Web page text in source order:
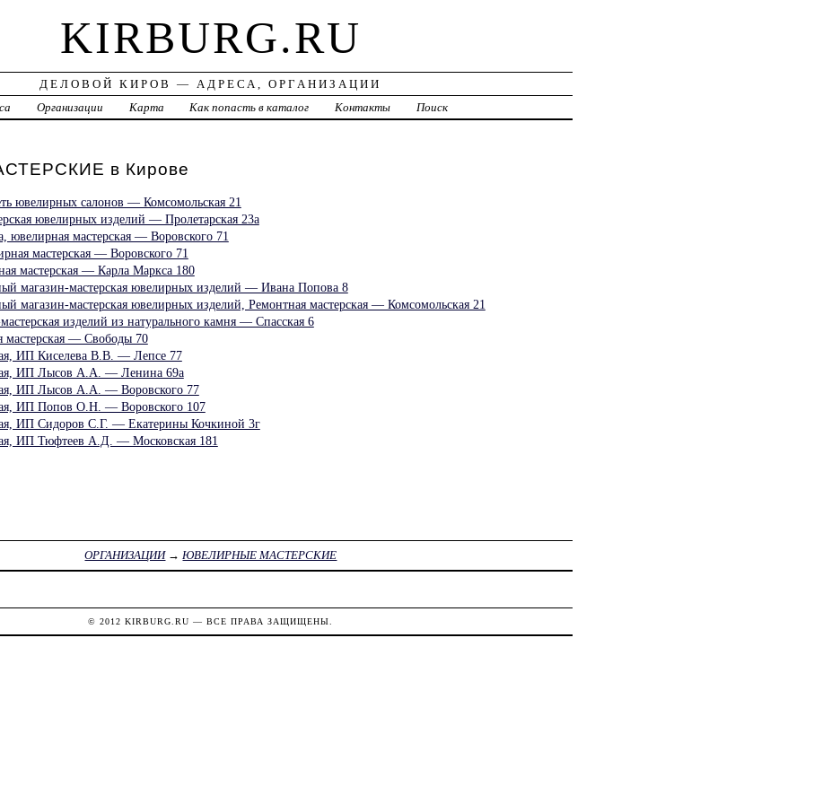
KIRBURG.RU
ДЕЛОВОЙ КИРОВ — АДРЕСА, ОРГАНИЗАЦИИ
Организации Карта Как попасть в каталог Контакты Поиск
в Кирове
ювелирных салонов — Комсомольская 21
ювелирных изделий — Пролетарская 23а
ювелирная мастерская — Воровского 71
мастерская — Воровского 71
мастерская — Карла Маркса 180
магазин-мастерская ювелирных изделий — Ивана Попова 8
магазин-мастерская ювелирных изделий, Ремонтная мастерская — Комсомольская 21
изделий из натурального камня — Спасская 6
— Свободы 70
ИП Киселева В.В. — Лепсе 77
ИП Лысов А.А. — Ленина 69а
ИП Лысов А.А. — Воровского 77
ИП Попов О.Н. — Воровского 107
ИП Сидоров С.Г. — Екатерины Кочкиной 3г
ИП Тюфтеев А.Д. — Московская 181
ОРГАНИЗАЦИИ→ЮВЕЛИРНЫЕ МАСТЕРСКИЕ
© 2012KIRBURG.RU — ВСЕ ПРАВА ЗАЩИЩЕНЫ.